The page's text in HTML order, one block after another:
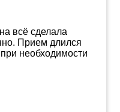
всё сделала
Прием длился
необходимости